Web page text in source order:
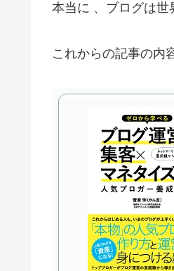
本当に 、ブログは世
これからの記事の内